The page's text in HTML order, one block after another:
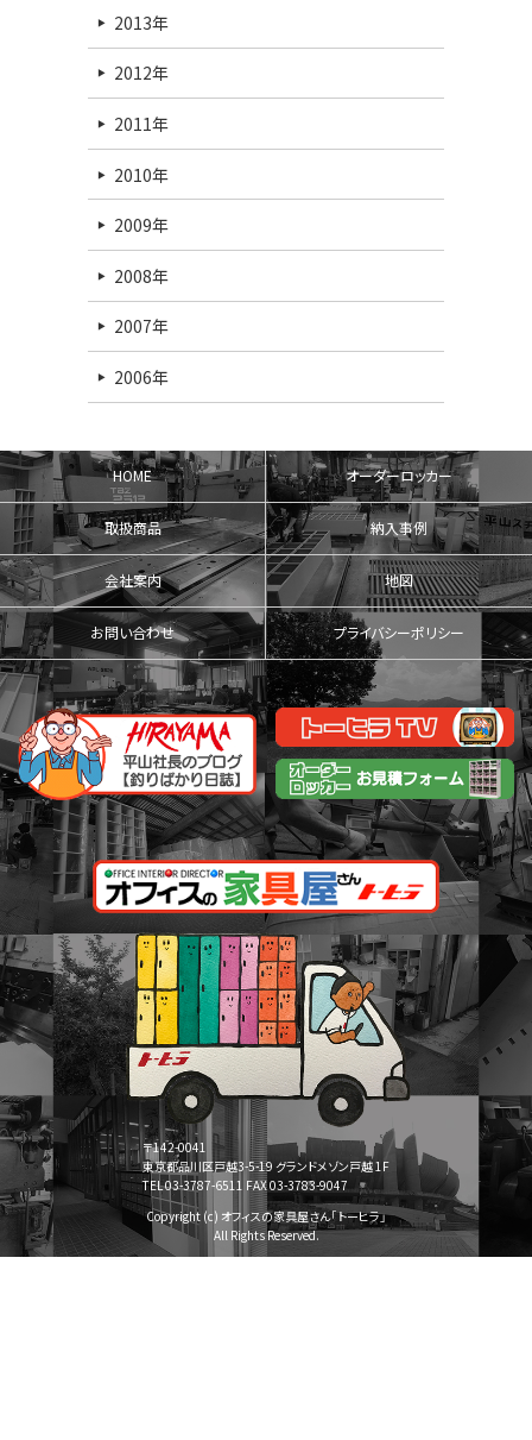
2013年
2012年
2011年
2010年
2009年
2008年
2007年
2006年
HOME オーダーロッカー
取扱商品 納入事例
会社案内 地図
お問い合わせ プライバシーポリシー
〒142-0041
東京都品川区戸越3-5-19 グランドメゾン戸越 1F
TEL 03-3787-6511 FAX 03-3783-9047
Copyright (c) オフィスの家具屋さん「トーヒラ」
All Rights Reserved.